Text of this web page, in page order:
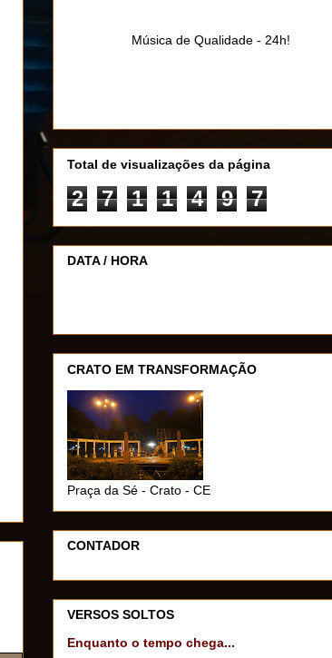
Música de Qualidade - 24h!
Total de visualizações da página
2 7 1 1 4 9 7
DATA / HORA
CRATO EM TRANSFORMAÇÃO
Praça da Sé - Crato - CE
CONTADOR
VERSOS SOLTOS
Enquanto o tempo chega...